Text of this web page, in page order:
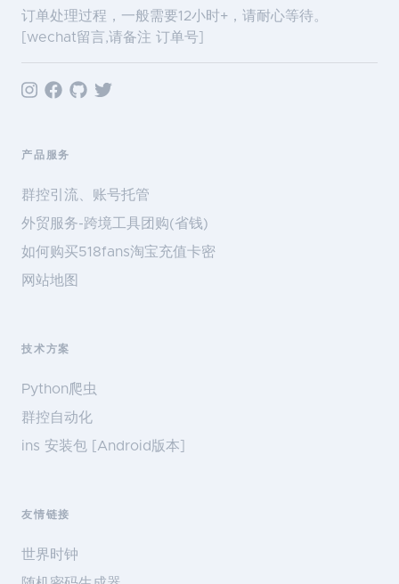
订单处理过程，一般需要12小时+，请耐心等待。
[wechat留言,请备注 订单号]
产品服务
群控引流、账号托管
外贸服务-跨境工具团购(省钱)
如何购买518fans淘宝充值卡密
网站地图
技术方案
Python爬虫
群控自动化
ins 安装包 [Android版本]
友情链接
世界时钟